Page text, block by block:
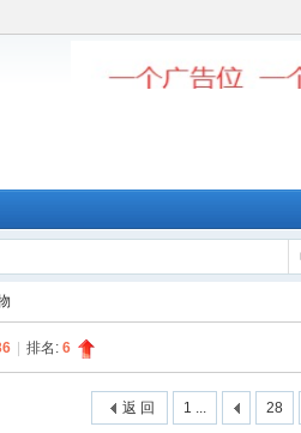
排名: 6
1 ... 28
返 回